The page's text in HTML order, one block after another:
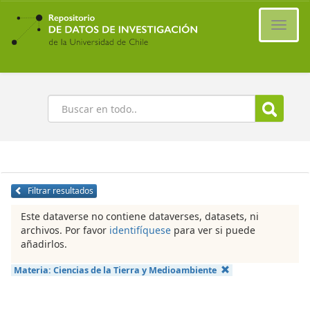
Ir
contenido
principal
Buscar
Filtrar resultados
Este dataverse no contiene dataverses, datasets, ni
archivos. Por favor identifíquese para ver si puede
añadirlos.
Materia: Ciencias de la Tierra y Medioambiente